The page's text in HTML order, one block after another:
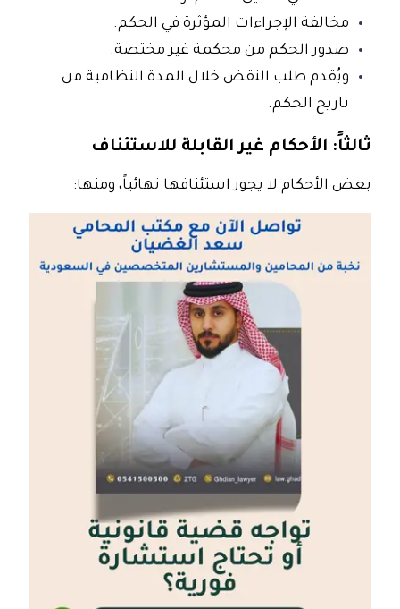
مخالفة الإجراءات المؤثرة في الحكم.
صدور الحكم من محكمة غير مختصة.
ويُقدم طلب النقض خلال المدة النظامية من
تاريخ الحكم.
ثالثاً: الأحكام غير القابلة للاستئناف
بعض الأحكام لا يجوز استئنافها نهائياً، ومنها: